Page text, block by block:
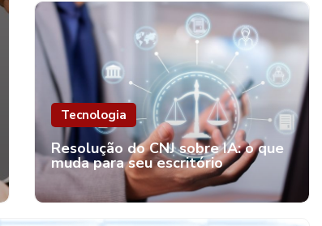
Tecnologia
Resolução do CNJ sobre IA: o que
muda para seu escritório